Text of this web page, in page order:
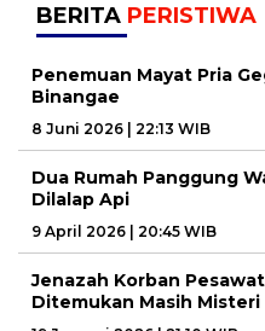
BERITA PERISTIWA
Penemuan Mayat Pria
Binangae
8 Juni 2026 | 22:13 WIB
Dua Rumah Panggung
Dilalap Api
9 April 2026 | 20:45 WIB
Jenazah Korban
Ditemukan Masih Misteri